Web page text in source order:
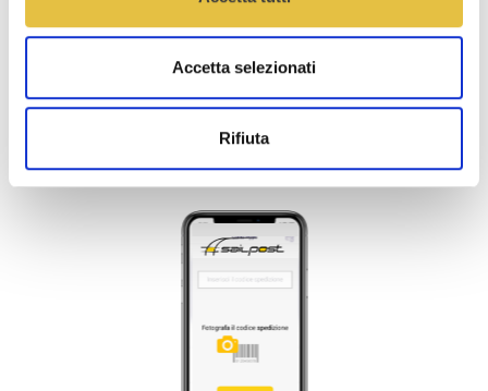
Accetta selezionati
Rifiuta